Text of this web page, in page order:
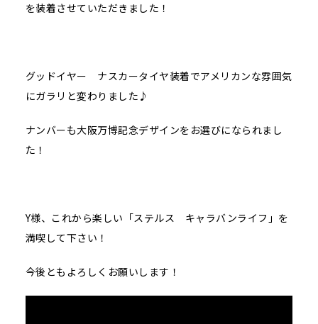
を装着させていただきました！
グッドイヤー ナスカータイヤ装着でアメリカンな雰囲気
にガラリと変わりました♪
ナンバーも大阪万博記念デザインをお選びになられまし
た！
Y様、これから楽しい「ステルス キャラバンライフ」を
満喫して下さい！
今後ともよろしくお願いします！